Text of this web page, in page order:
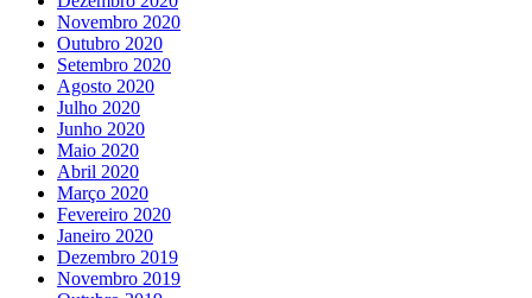
Novembro 2020
Outubro 2020
Setembro 2020
Agosto 2020
Julho 2020
Junho 2020
Maio 2020
Abril 2020
Março 2020
Fevereiro 2020
Janeiro 2020
Dezembro 2019
Novembro 2019